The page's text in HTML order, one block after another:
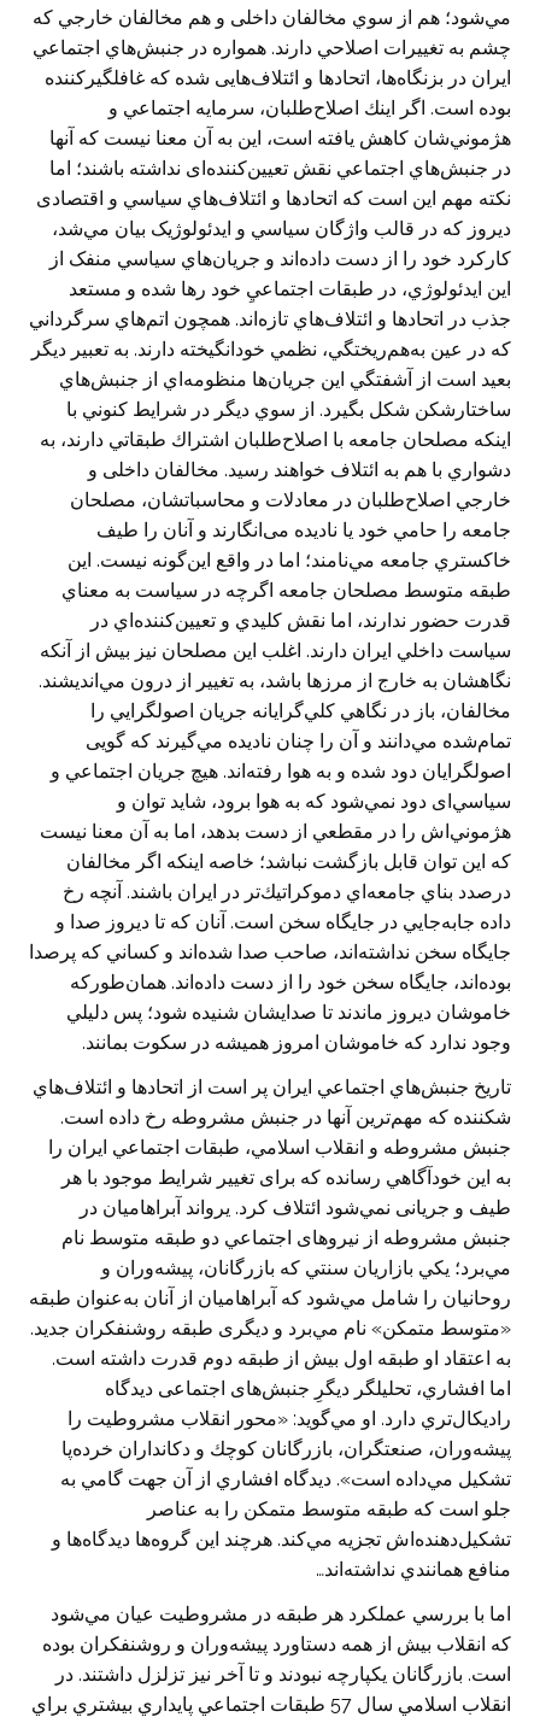
مي‌شود؛ هم از سوي مخالفان داخلی و هم مخالفان خارجي كه
چشم به تغييرات اصلاحي دارند. همواره در جنبش‌هاي اجتماعي
ايران در بزنگاه‌ها، اتحادها و ائتلاف‌هایی شده كه غافلگيركننده
بوده است. اگر اينك اصلاح‌طلبان، سرمايه اجتماعي و
هژموني‌شان كاهش يافته است، اين به آن معنا نيست که آنها
در جنبش‌هاي اجتماعي نقش تعيين‌كننده‌ای نداشته باشند؛ اما
نکته مهم اين است كه اتحادها و ائتلاف‌هاي سياسي و اقتصادی
دیروز كه در قالب واژگان سياسي و ایدئولوژیک بيان مي‌شد،
كاركرد خود را از دست داده‌اند و جريان‌هاي سياسي منفک از
این ايدئولوژي‌، در طبقات اجتماعيِ خود رها شده و مستعد
جذب در اتحادها و ائتلاف‌هاي تازه‌اند. همچون اتم‌هاي سرگرداني
كه در عين به‌هم‌ريختگي، نظمي خودانگيخته دارند. به تعبير ديگر
بعيد است از آشفتگي اين جريان‌ها منظومه‌اي از جنبش‌هاي
ساختارشكن شكل بگيرد. از سوي ديگر در شرايط كنوني با
اينكه مصلحان جامعه با اصلاح‌طلبان اشتراك طبقاتي دارند، به
دشواري با هم به ائتلاف خواهند رسيد. مخالفان داخلی و
خارجي اصلاح‌طلبان در معادلات و محاسباتشان، مصلحان
جامعه را حامي خود يا ناديده می‌انگارند و آنان را طيف
خاكستري جامعه مي‌نامند؛ اما در واقع اين‌گونه نيست. اين
طبقه متوسط مصلحان جامعه اگرچه در سياست به معناي
قدرت حضور ندارند، اما نقش كليدي و تعيين‌كننده‌اي در
سياست داخلي ايران دارند. اغلب اين مصلحان نيز بيش از آنكه
نگاهشان به خارج از مرزها باشد، به تغيير از درون مي‌انديشند.
مخالفان، باز در نگاهي كلي‌گرايانه جريان اصولگرايي را
تمام‌شده مي‌دانند و آن را چنان ناديده مي‌گيرند كه گویی
اصولگرایان دود شده و به هوا رفته‌اند. هيچ جريان اجتماعي و
سياسي‌ای دود نمي‌شود كه به هوا برود، شايد توان و
هژموني‌اش را در مقطعي از دست بدهد، اما به آن معنا نيست
كه اين توان قابل بازگشت نباشد؛ خاصه اينكه اگر مخالفان
درصدد بناي جامعه‌اي دموكراتيك‌تر در ايران باشند. آنچه رخ
داده جابه‌جايي در جايگاه سخن است. آنان كه تا ديروز صدا و
جايگاه سخن نداشته‌اند، صاحب صدا شده‌اند و كساني كه پرصدا
بوده‌اند، جايگاه سخن خود را از دست داده‌اند. همان‌طوركه
خاموشان دیروز ماندند تا صدايشان شنيده شود؛ پس دليلي
وجود ندارد که خاموشان امروز هميشه در سكوت بمانند.
تاريخ جنبش‌هاي اجتماعي ايران پر است از اتحادها و ائتلاف‌هاي
شكننده که مهم‌ترين آنها در جنبش مشروطه رخ داده است.
جنبش مشروطه و انقلاب اسلامي، طبقات اجتماعي ايران را
به اين خودآگاهي رسانده که برای تغيير شرايط موجود با هر
طيف و جريانی نمي‌شود ائتلاف كرد. یرواند آبراهاميان در
جنبش مشروطه از نيروهای اجتماعي دو طبقه متوسط نام
مي‌برد؛ يكي بازاريان سنتي كه بازرگانان، پيشه‌وران و
روحانيان را شامل مي‌شود كه آبراهاميان از آنان به‌عنوان طبقه
«متوسط متمكن» نام مي‌برد و ديگری طبقه روشنفكران جديد.
به اعتقاد او طبقه اول بيش از طبقه دوم قدرت داشته است.
اما افشاري، تحليلگر دیگرِ جنبش‌های اجتماعی ديدگاه
راديكال‌تري دارد. او مي‌گويد: «محور انقلاب مشروطيت را
پيشه‌وران، صنعتگران، بازرگانان كوچك و دكانداران خرده‌پا
تشكيل مي‌داده است». ديدگاه افشاري از آن جهت گامي به
جلو است كه طبقه متوسط متمكن را به عناصر
تشكيل‌دهنده‌اش تجزيه مي‌كند. هرچند اين گروه‌ها ديدگاه‌ها و
منافع همانندي نداشته‌اند…
اما با بررسي عملكرد هر طبقه در مشروطيت عيان مي‌شود
که انقلاب بيش از همه دستاورد پيشه‌وران و روشنفكران بوده
است. بازرگانان يكپارچه نبودند و تا آخر نيز تزلزل داشتند. در
انقلاب اسلامي سال 57 طبقات اجتماعي پايداري بيشتري براي